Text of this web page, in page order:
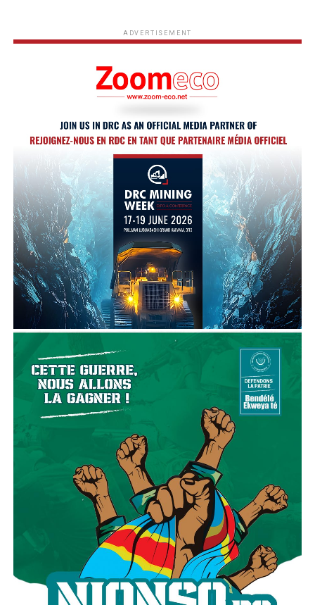
ADVERTISEMENT